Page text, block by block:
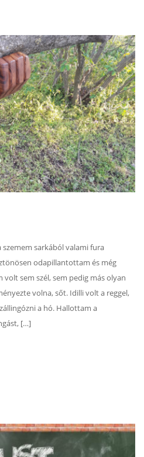
sarkából valami fura
odapillantottam és még
sem szél, sem pedig más olyan
volna, sőt. Idilli volt a reggel,
a hó. Hallottam a
[…]